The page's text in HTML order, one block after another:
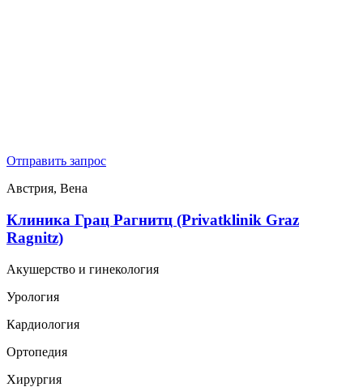
Отправить запрос
Австрия, Вена
Клиника Грац Рагнитц (Privatklinik Graz
Ragnitz)
Акушерство и гинекология
Урология
Кардиология
Ортопедия
Хирургия